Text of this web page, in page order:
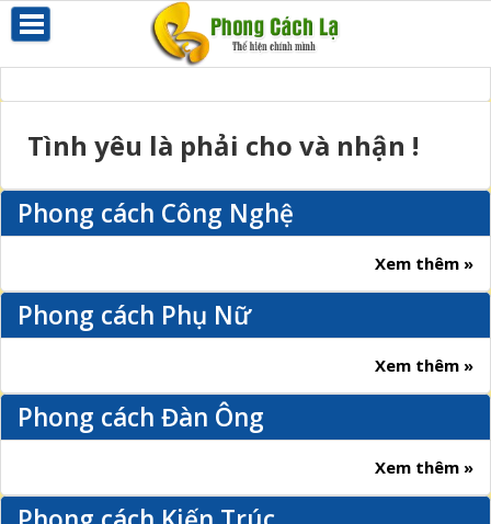
Tình yêu là phải cho và nhận !
Phong cách Công Nghệ
Xem thêm »
Phong cách Phụ Nữ
Xem thêm »
Phong cách Đàn Ông
Xem thêm »